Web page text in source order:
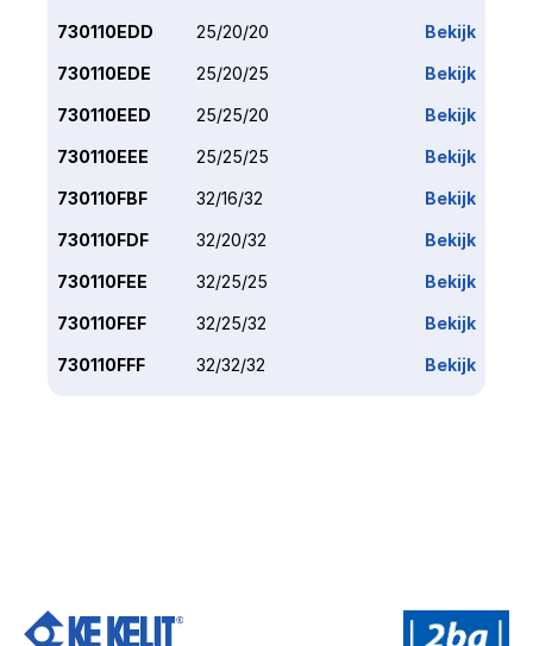
730110EDD 25/20/20 Bekijk
730110EDE 25/20/25 Bekijk
730110EED 25/25/20 Bekijk
730110EEE 25/25/25 Bekijk
730110FBF 32/16/32 Bekijk
730110FDF 32/20/32 Bekijk
730110FEE 32/25/25 Bekijk
730110FEF 32/25/32 Bekijk
730110FFF 32/32/32 Bekijk